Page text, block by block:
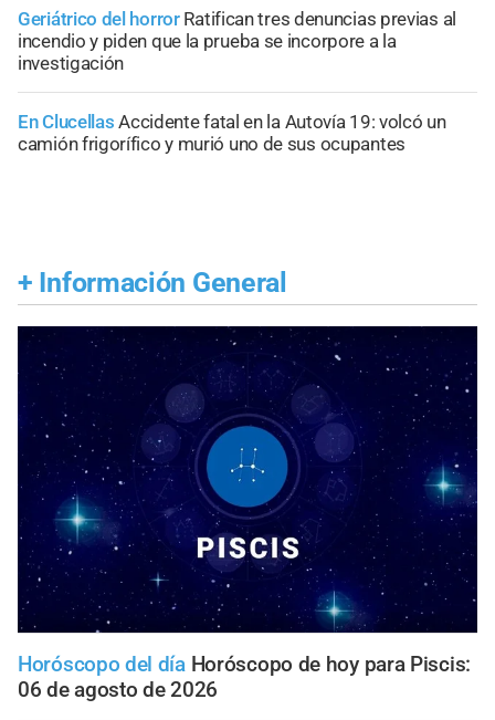
Geriátrico del horror Ratifican tres denuncias previas al
incendio y piden que la prueba se incorpore a la
investigación
En Clucellas Accidente fatal en la Autovía 19: volcó un
camión frigorífico y murió uno de sus ocupantes
+ Información General
Horóscopo del día Horóscopo de hoy para Piscis:
06 de agosto de 2026